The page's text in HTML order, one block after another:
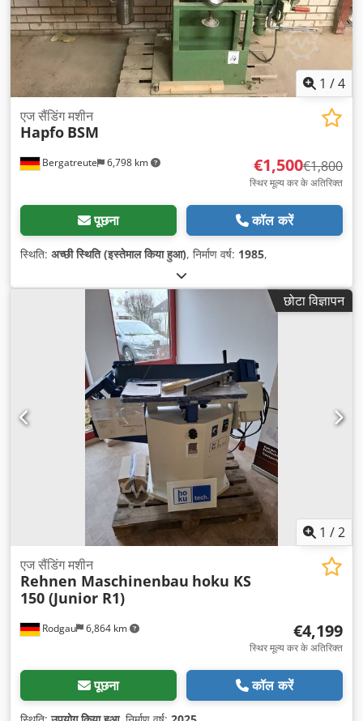
1 /4
Bergatreute 6,798 km
एज सैंडिंग मशीन
Hapfo BSM
€1,500€1,800
स्थिर मूल्य कर के अतिरिक्त
पूछना कॉल करें
स्थिति: अच्छी स्थिति (इस्तेमाल किया हुआ), निर्माण वर्ष: 1985,
छोटा विज्ञापन
1 /2
Rodgau 6,864 km
एज सैंडिंग मशीन
Rehnen Maschinenbau hoku KS
150 (Junior R1)
€4,199
स्थिर मूल्य कर के अतिरिक्त
पूछना कॉल करें